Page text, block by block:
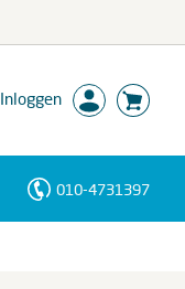
Inloggen
010-4731397